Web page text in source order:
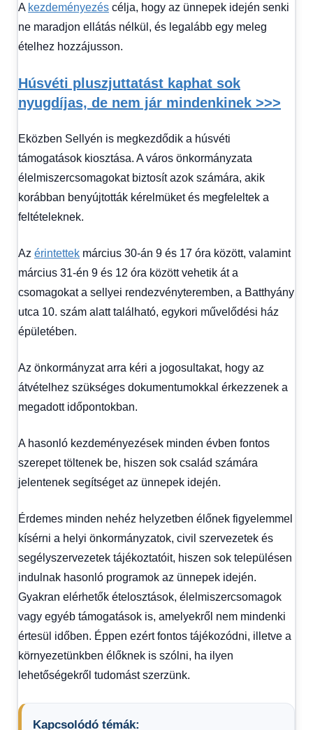
A kezdeményezés célja, hogy az ünnepek idején senki
ne maradjon ellátás nélkül, és legalább egy meleg
ételhez hozzájusson.
Húsvéti pluszjuttatást kaphat sok
nyugdíjas, de nem jár mindenkinek >>>
Eközben Sellyén is megkezdődik a húsvéti
támogatások kiosztása. A város önkormányzata
élelmiszercsomagokat biztosít azok számára, akik
korábban benyújtották kérelmüket és megfeleltek a
feltételeknek.
Az érintettek március 30-án 9 és 17 óra között, valamint
március 31-én 9 és 12 óra között vehetik át a
csomagokat a sellyei rendezvényteremben, a Batthyány
utca 10. szám alatt található, egykori művelődési ház
épületében.
Az önkormányzat arra kéri a jogosultakat, hogy az
átvételhez szükséges dokumentumokkal érkezzenek a
megadott időpontokban.
A hasonló kezdeményezések minden évben fontos
szerepet töltenek be, hiszen sok család számára
jelentenek segítséget az ünnepek idején.
Érdemes minden nehéz helyzetben élőnek figyelemmel
kísérni a helyi önkormányzatok, civil szervezetek és
segélyszervezetek tájékoztatóit, hiszen sok településen
indulnak hasonló programok az ünnepek idején.
Gyakran elérhetők ételosztások, élelmiszercsomagok
vagy egyéb támogatások is, amelyekről nem mindenki
értesül időben. Éppen ezért fontos tájékozódni, illetve a
környezetünkben élőknek is szólni, ha ilyen
lehetőségekről tudomást szerzünk.
Kapcsolódó témák: